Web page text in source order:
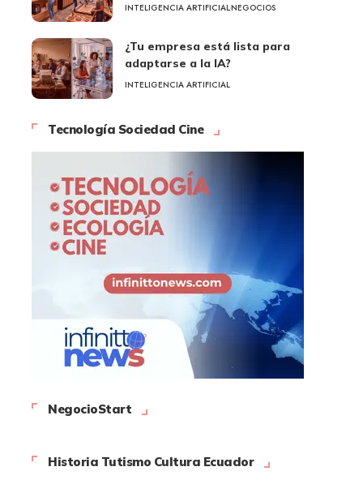
INTELIGENCIA ARTIFICIALNEGOCIOS
¿Tu empresa está lista para
adaptarse a la IA?
INTELIGENCIA ARTIFICIAL
Tecnología Sociedad Cine
NegocioStart
Historia Tutismo Cultura Ecuador